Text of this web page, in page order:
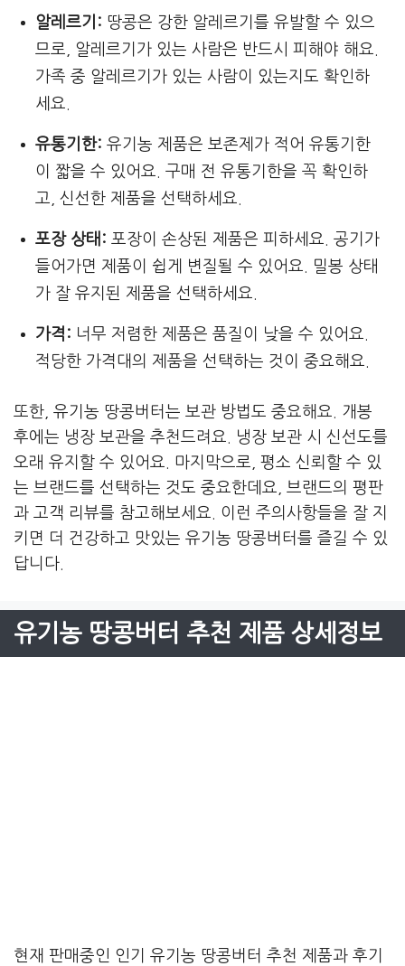
알레르기: 땅콩은 강한 알레르기를 유발할 수 있으
므로, 알레르기가 있는 사람은 반드시 피해야 해요.
가족 중 알레르기가 있는 사람이 있는지도 확인하
세요.
유통기한: 유기농 제품은 보존제가 적어 유통기한
이 짧을 수 있어요. 구매 전 유통기한을 꼭 확인하
고, 신선한 제품을 선택하세요.
포장 상태: 포장이 손상된 제품은 피하세요. 공기가
들어가면 제품이 쉽게 변질될 수 있어요. 밀봉 상태
가 잘 유지된 제품을 선택하세요.
가격: 너무 저렴한 제품은 품질이 낮을 수 있어요.
적당한 가격대의 제품을 선택하는 것이 중요해요.
또한, 유기농 땅콩버터는 보관 방법도 중요해요. 개봉
후에는 냉장 보관을 추천드려요. 냉장 보관 시 신선도를
오래 유지할 수 있어요. 마지막으로, 평소 신뢰할 수 있
는 브랜드를 선택하는 것도 중요한데요, 브랜드의 평판
과 고객 리뷰를 참고해보세요. 이런 주의사항들을 잘 지
키면 더 건강하고 맛있는 유기농 땅콩버터를 즐길 수 있
답니다.
유기농 땅콩버터 추천 제품 상세정보
현재 판매중인 인기 유기농 땅콩버터 추천 제품과 후기